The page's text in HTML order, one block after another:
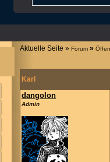
Aktuelle Seite » Forum »
Karl
dangolon
Admin